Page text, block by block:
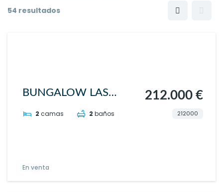
54 resultados
BUNGALOW LAS
HACIENDAS
2 camas 2 baños
212.000 €
212000
En venta